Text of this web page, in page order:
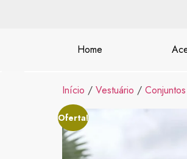
Home
Início / Vestuário / Conjuntos
Oferta!